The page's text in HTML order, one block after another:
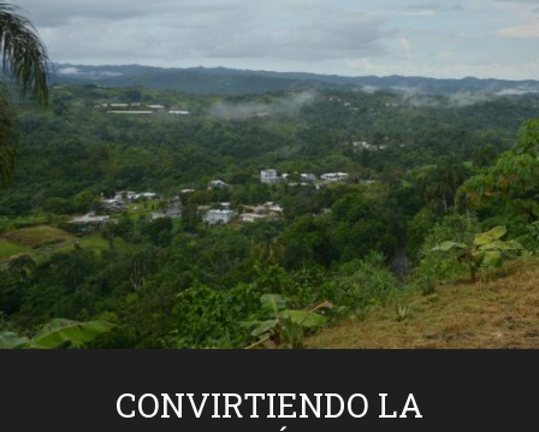
CONVIRTIENDO LA